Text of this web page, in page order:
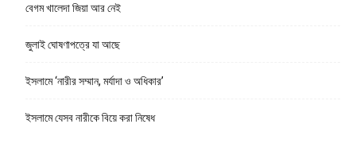
বেগম খালেদা জিয়া আর নেই
জুলাই ঘোষণাপত্রে যা আছে
ইসলামে ‘নারীর সম্মান, মর্যাদা ও অধিকার’
ইসলামে যেসব নারীকে বিয়ে করা নিষেধ